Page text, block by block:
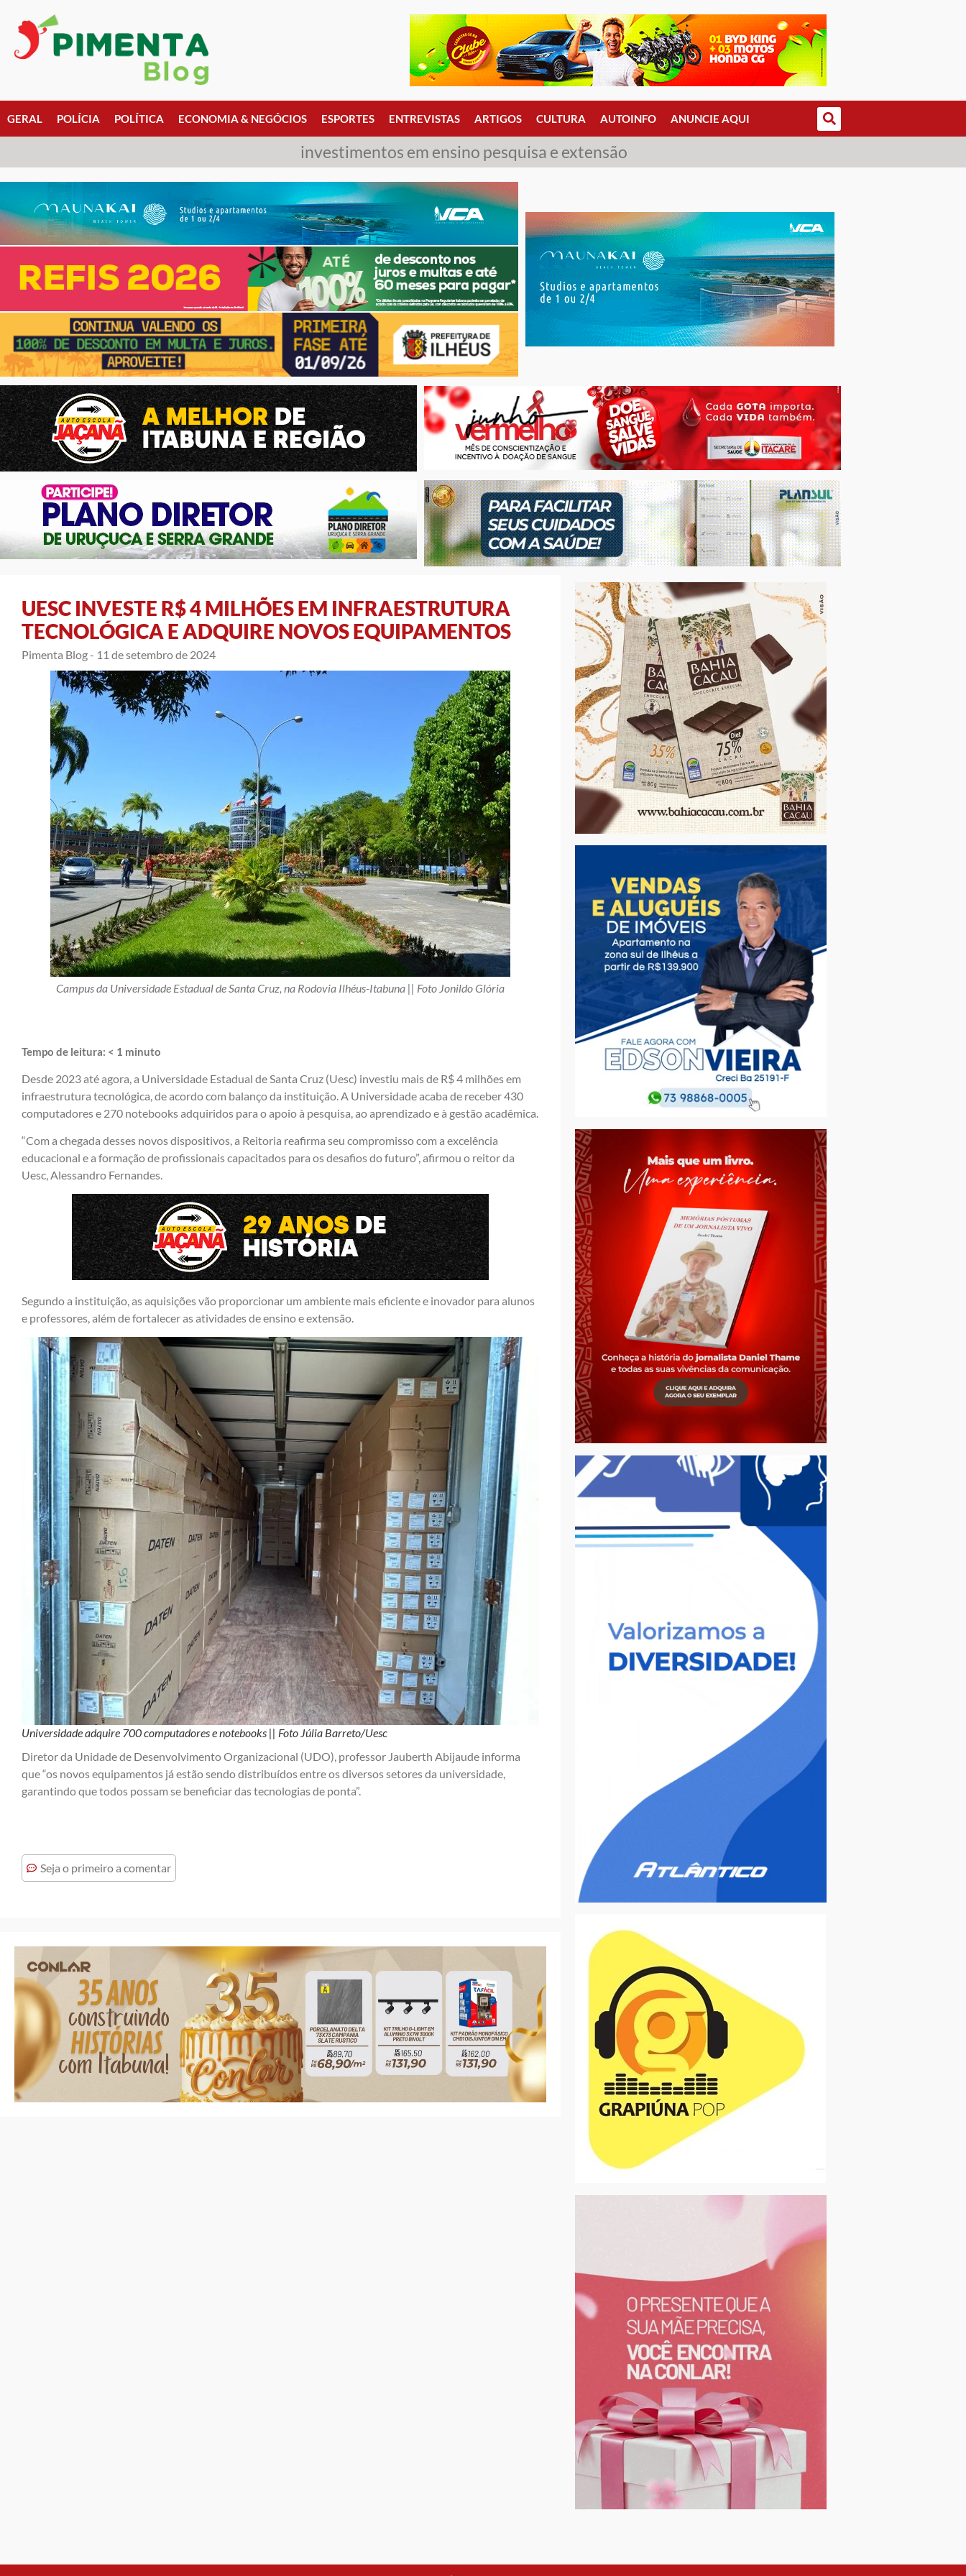
GERAL POLÍCIA POLÍTICA ECONOMIA & NEGÓCIOS ESPORTES ENTREVISTAS ARTIGOS CULTURA AUTOINFO ANUNCIE AQUI
investimentos em ensino pesquisa e extensão
UESC INVESTE R$ 4 MILHÕES EM INFRAESTRUTURA
TECNOLÓGICA E ADQUIRE NOVOS EQUIPAMENTOS
Pimenta Blog - 11 de setembro de 2024
Campus da Universidade Estadual de Santa Cruz, na Rodovia Ilhéus-Itabuna || Foto Jonildo Glória
Tempo de leitura: < 1 minuto
Desde 2023 até agora, a Universidade Estadual de Santa Cruz (Uesc) investiu mais de R$ 4 milhões em
infraestrutura tecnológica, de acordo com balanço da instituição. A Universidade acaba de receber 430
computadores e 270 notebooks adquiridos para o apoio à pesquisa, ao aprendizado e à gestão acadêmica.
“Com a chegada desses novos dispositivos, a Reitoria reafirma seu compromisso com a excelência
educacional e a formação de profissionais capacitados para os desafios do futuro”, afirmou o reitor da
Uesc, Alessandro Fernandes.
Segundo a instituição, as aquisições vão proporcionar um ambiente mais eficiente e inovador para alunos
e professores, além de fortalecer as atividades de ensino e extensão.
Universidade adquire 700 computadores e notebooks || Foto Júlia Barreto/Uesc
Diretor da Unidade de Desenvolvimento Organizacional (UDO), professor Jauberth Abijaude informa
que “os novos equipamentos já estão sendo distribuídos entre os diversos setores da universidade,
garantindo que todos possam se beneficiar das tecnologias de ponta”.
Seja o primeiro a comentar